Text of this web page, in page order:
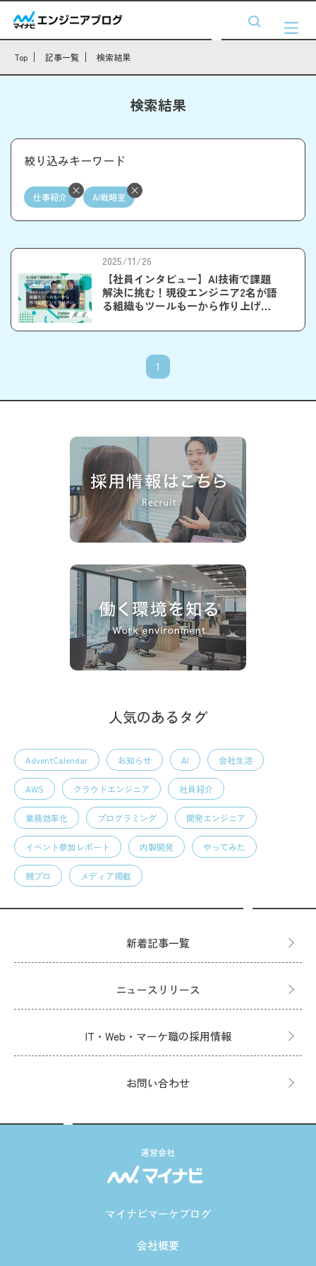
Top 記事一覧 検索結果
検索結果
絞り込みキーワード
仕事紹介 AI戦略室
2025/11/26
【社員インタビュー】AI技術で課題
解決に挑む！現役エンジニア2名が語
る組織もツールも一から作り上げて
1
人気のあるタグ
AdventCalendar お知らせ AI 会社生活
AWS クラウドエンジニア 社員紹介
業務効率化 プログラミング 開発エンジニア
イベント参加レポート 内製開発 やってみた
競プロ メディア掲載
新着記事一覧
ニュースリリース
IT・Web・マーケ職の採用情報
お問い合わせ
運営会社
マイナビマーケブログ
会社概要